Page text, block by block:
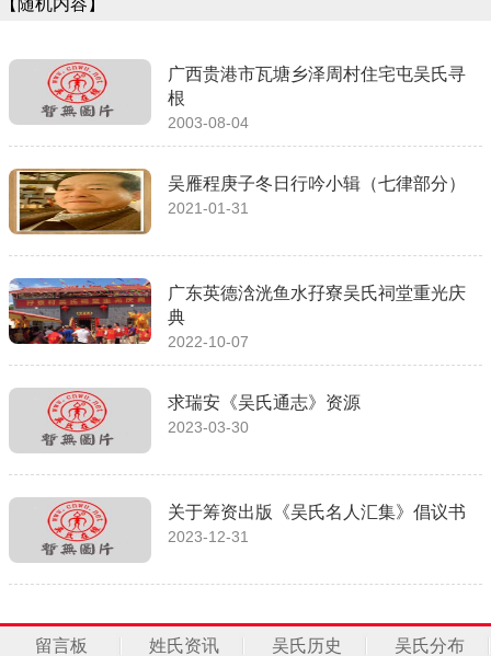
广西贵港市瓦塘乡泽周村住宅屯吴氏寻
根
2003-08-04
吴雁程庚子冬日行吟小辑（七律部分）
2021-01-31
广东英德浛洸鱼水孖寮吴氏祠堂重光庆
典
2022-10-07
求瑞安《吴氏通志》资源
2023-03-30
关于筹资出版《吴氏名人汇集》倡议书
2023-12-31
留言板 姓氏资讯 吴氏历史 吴氏分布